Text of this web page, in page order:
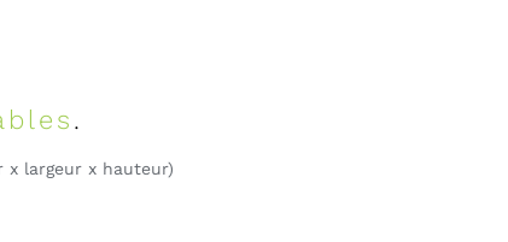
.
x largeur x hauteur)